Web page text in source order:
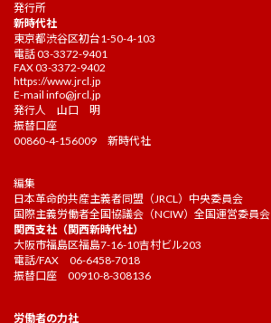
発行所
新時代社
東京都渋谷区初台1-50-4-103
電話 03-3372-9401
FAX 03-3372-9402
https://www.jrcl.jp
E-mail info@jrcl.jp
発行人 山口 明
振替口座
00860-4-156009 新時代社
編集
日本革命的共産主義者同盟（JRCL）中央委員会
国際主義労働者全国協議会（NCIW）全国運営委員会
関西支社（関西新時代社）
大阪市福島区福島7-16-10吉村ビル203
電話/FAX 06-6458-7018
振替口座 00910-8-308136
労働者の力社